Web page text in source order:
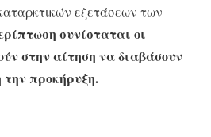
εξετάσεων των
συνίσταται οι
στην αίτηση να διαβάσουν
την προκήρυξη.